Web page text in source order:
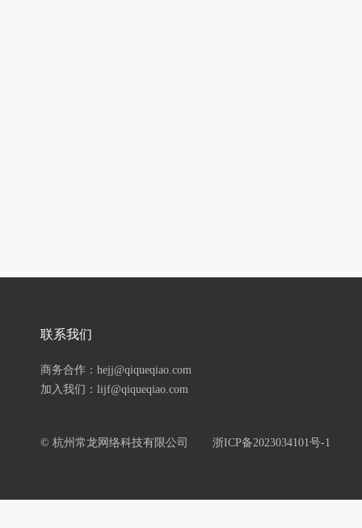
联系我们
商务合作：hejj@qiqueqiao.com
加入我们：lijf@qiqueqiao.com
© 杭州常龙网络科技有限公司 浙ICP备2023034101号-1